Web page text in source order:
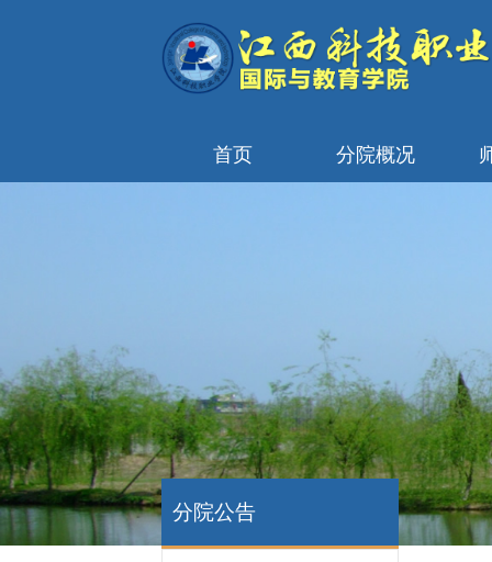
首页 分院概况
分院公告